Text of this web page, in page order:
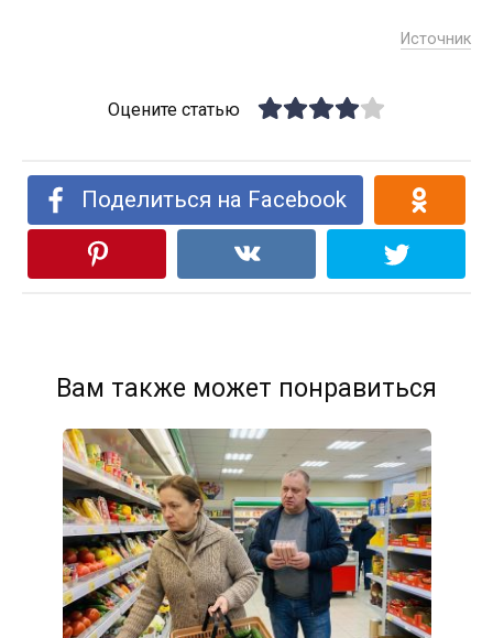
Источник
Оцените статью
Поделиться на Facebook
Вам также может понравиться